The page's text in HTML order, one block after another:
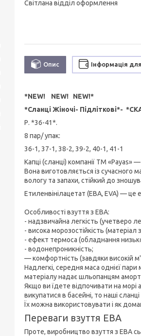
Світлана відділ оформлення
Опис Інформація
*NEW! NEW! NEW!*
*Сланці Жіночі- Підліткові*-
Р. *36-41*.
8 пар/ упак:
36-1, 37-1, 38-2, 39-2, 40-1, 41-1
Капці (сланці) компанії ТМ «Payas»
Вона виготовляється із сучасного
вологу та запахи, стійкий до
Етиленвінілацетат (ЕВА, EVA) — це
Особливості взуття з ЕВА:
- надзвичайна легкість (учетверо
- висока морозостійкість
- ефект термоса (обладнання
- водонепроникність;
— комфортність (завдяки високій
Надлегкі, середня маса однієї
матеріалу надає шльопанцям
Якщо ви їдете відпочивати на морі
викупатися в басейні, то наші
Їх можна використовувати і як
Переваги взуття ЕВА
Проте, виробництво взуття з ЕВА